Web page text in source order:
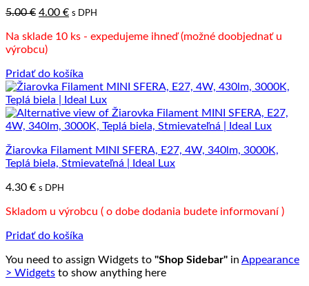
5.00€ Pôvodná
bola:
5.00 €.
4.00 €Aktuálna
je:
s DPH
Na sklade 10 ks - expedujeme ihneď (možné doobjednať u
výrobcu)
Pridať do košíka
Žiarovka Filament MINI SFERA, E27, 4W, 340lm, 3000K,
Teplá biela, Stmievateľná | Ideal Lux
4.30 € s DPH
Skladom u výrobcu ( o dobe dodania budete informovaní )
Pridať do košíka
You need to assign Widgets to "Shop Sidebar" in Appearance
> Widgets to show anything here